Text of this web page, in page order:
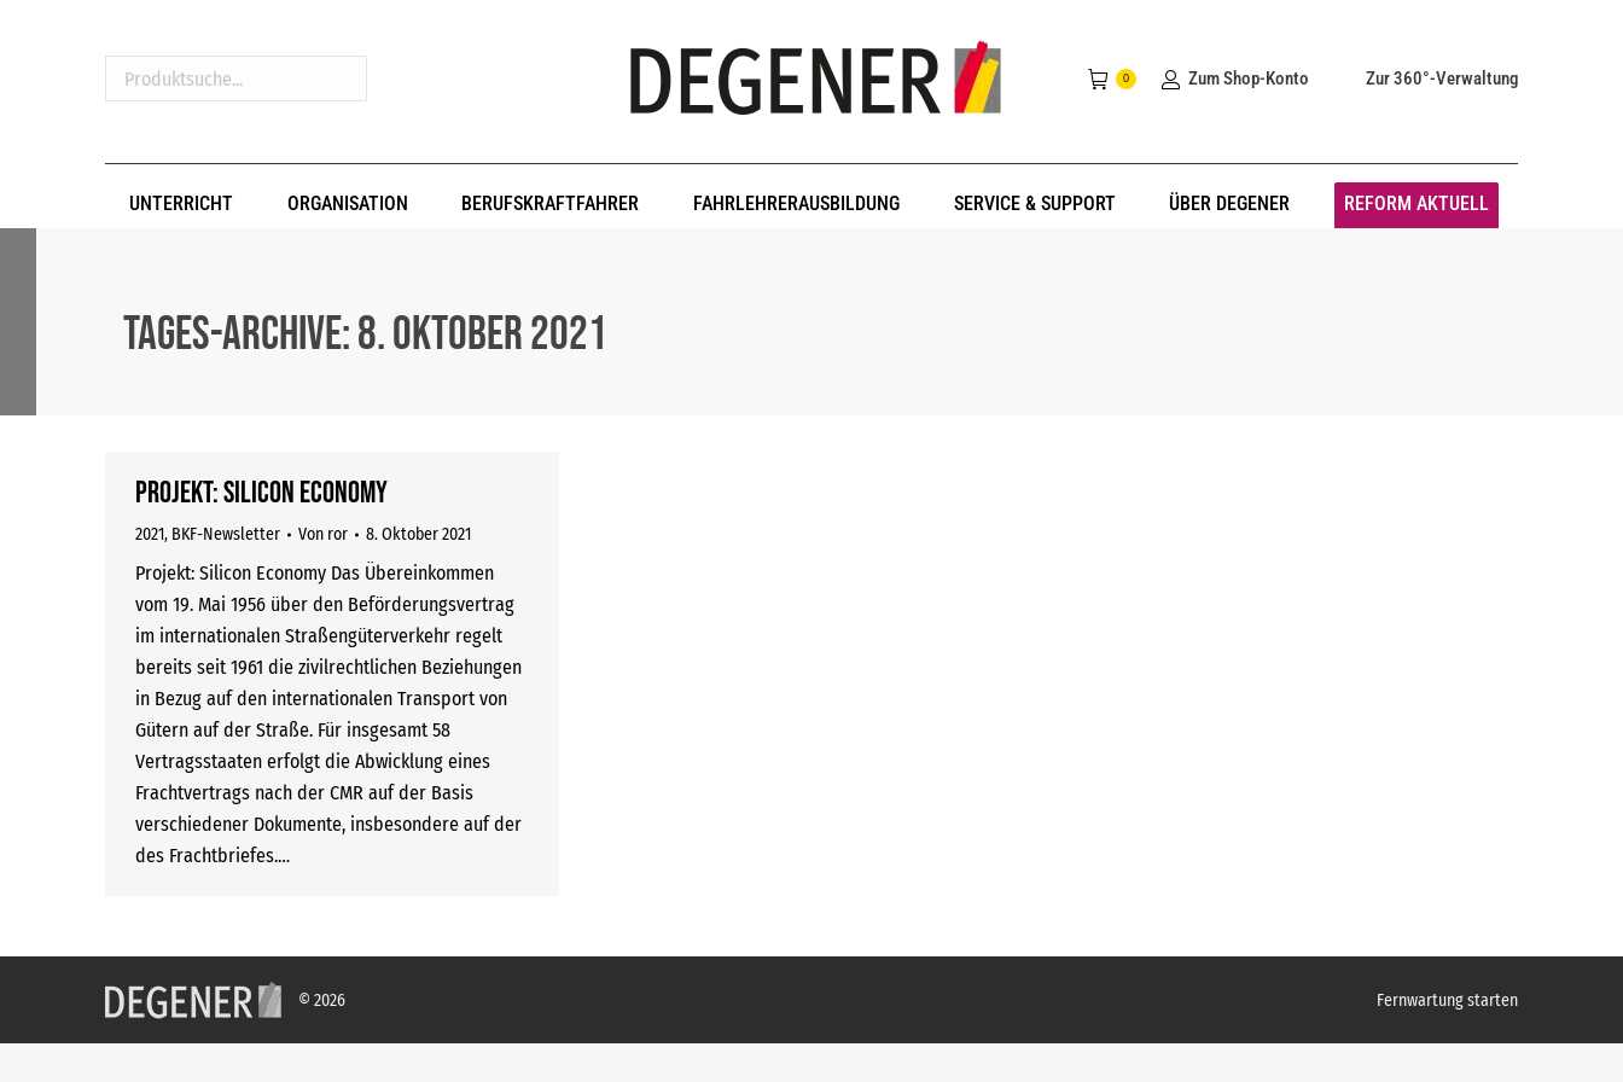
Produktsuche...
0 Zum Shop-Konto Zur 360°-Verwaltung
UNTERRICHT ORGANISATION BERUFSKRAFTFAHRER FAHRLEHRERAUSBILDUNG SERVICE & SUPPORT ÜBER DEGENER REFORM AKTUELL
Tages-Archive:8. Oktober 2021
Projekt: Silicon Economy
2021, BKF-Newsletter Von ror 8. Oktober 2021
Projekt: Silicon Economy Das Übereinkommen
vom 19. Mai 1956 über den Beförderungsvertrag
im internationalen Straßengüterverkehr regelt
bereits seit 1961 die zivilrechtlichen Beziehungen
in Bezug auf den internationalen Transport von
Gütern auf der Straße. Für insgesamt 58
Vertragsstaaten erfolgt die Abwicklung eines
Frachtvertrags nach der CMR auf der Basis
verschiedener Dokumente, insbesondere auf der
des Frachtbriefes.…
© 2026 Fernwartung starten